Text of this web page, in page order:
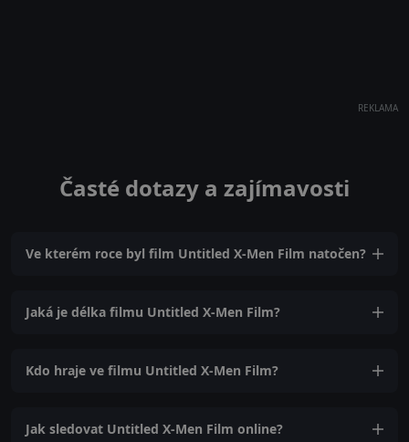
REKLAMA
Časté dotazy a zajímavosti
Ve kterém roce byl film Untitled X-Men Film natočen?
Jaká je délka filmu Untitled X-Men Film?
Kdo hraje ve filmu Untitled X-Men Film?
Jak sledovat Untitled X-Men Film online?